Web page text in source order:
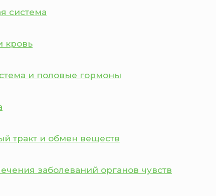
система
кровь
и половые гормоны
тракт и обмен веществ
заболеваний органов чувств